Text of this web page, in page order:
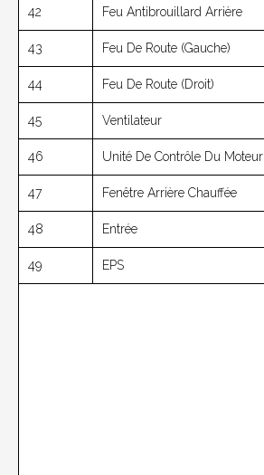
42 Feu Antibrouillard Arrière
43 Feu De Route (gauche)
44 Feu De Route (droit)
45 Ventilateur
46 Unité De Contrôle Du Moteur
47 Fenêtre Arrière Chauffée
48 Entrée
49 EPS